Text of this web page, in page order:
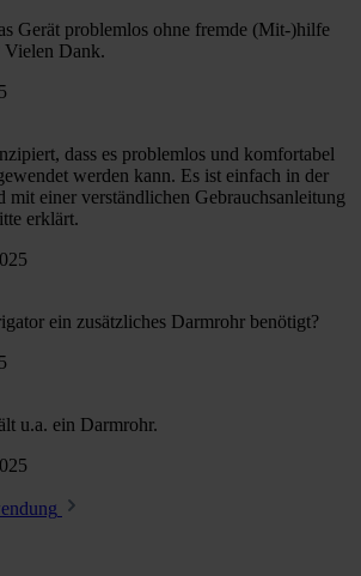
Gerät problemlos ohne fremde (Mit-)hilfe
Vielen Dank.
dass es problemlos und komfortabel
werden kann. Es ist einfach in der
mit einer verständlichen Gebrauchsanleitung
erklärt.
ein zusätzliches Darmrohr benötigt?
u.a. ein Darmrohr.